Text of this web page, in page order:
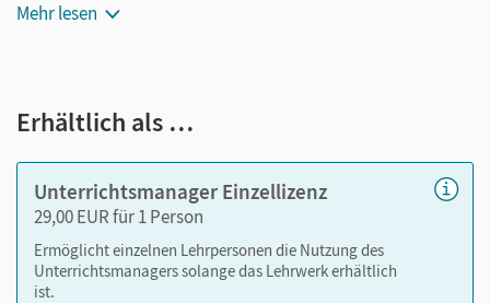
Ihr Unterrichtsmanager enthält:
Videos/Erklärvideos passend zu den Beispielen im
Selbsteinschätzungsbögen als PDF
Kopiervorlagen
Mehr lesen
Erhältlich als …
Unterrichtsmanager Einzellizenz
29,00 EUR für 1 Person
Ermöglicht einzelnen Lehrpersonen die Nutzung des
Unterrichtsmanagers solange das Lehrwerk erhältlich
ist.